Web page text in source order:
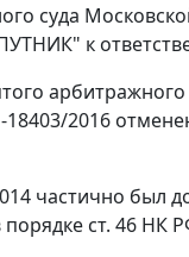
суда
к
18403/2016
частично был
ст. 46 НК